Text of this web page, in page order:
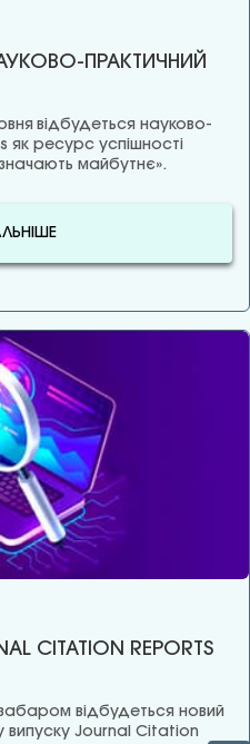
ПРАКТИЧНИЙ
відбудеться науково-
як ресурс успішності
майбутнє».
CITATION REPORTS
відбудеться новий
випуску Journal Citation